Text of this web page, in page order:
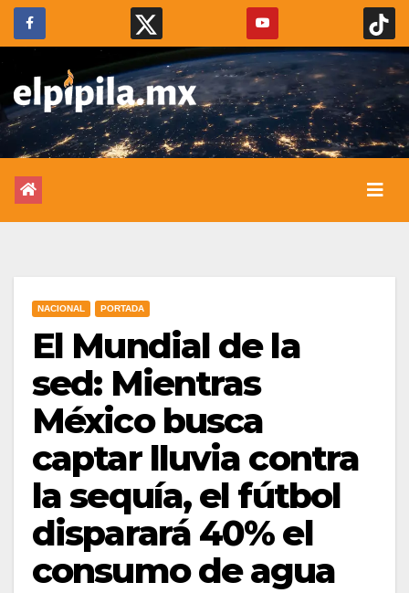
NACIONAL PORTADA
El Mundial de la
sed: Mientras
México busca
captar lluvia contra
la sequía, el fútbol
disparará 40% el
consumo de agua